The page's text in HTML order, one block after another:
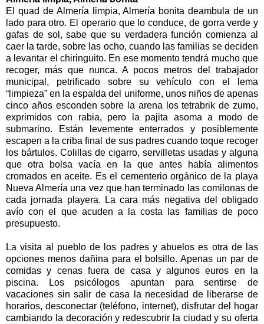
El quad de Almería limpia, Almería bonita deambula de un
lado para otro. El operario que lo conduce, de gorra verde y
gafas de sol, sabe que su verdadera función comienza al
caer la tarde, sobre las ocho, cuando las familias se deciden
a levantar el chiringuito. En ese momento tendrá mucho que
recoger, más que nunca. A pocos metros del trabajador
municipal, petrificado sobre su vehículo con el lema
“limpieza” en la espalda del uniforme, unos niños de apenas
cinco años esconden sobre la arena los tetrabrik de zumo,
exprimidos con rabia, pero la pajita asoma a modo de
submarino. Están levemente enterrados y posiblemente
escapen a la criba final de sus padres cuando toque recoger
los bártulos. Colillas de cigarro, servilletas usadas y alguna
que otra bolsa vacía en la que antes había alimentos
cromados en aceite. Es el cementerio orgánico de la playa
Nueva Almería una vez que han terminado las comilonas de
cada jornada playera. La cara más negativa del obligado
avío con el que acuden a la costa las familias de poco
presupuesto.
La visita al pueblo de los padres y abuelos es otra de las
opciones menos dañina para el bolsillo. Apenas un par de
comidas y cenas fuera de casa y algunos euros en la
piscina. Los psicólogos apuntan para sentirse de
vacaciones sin salir de casa la necesidad de liberarse de
horarios, desconectar (teléfono, internet), disfrutar del hogar
cambiando la decoración y redescubrir la ciudad y su oferta